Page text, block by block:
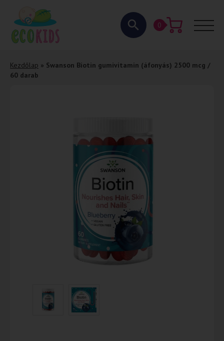
0
Kezdőlap » Swanson Biotin gumivitamin (áfonyás) 2500 mcg /
60 darab